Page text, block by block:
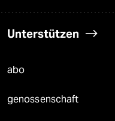
Unterstützen
abo
genossenschaft